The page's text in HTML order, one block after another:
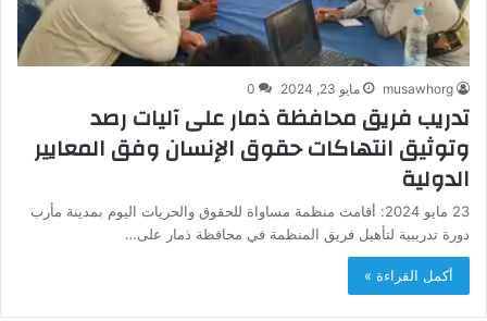
musawhorg مايو 23, 2024 0
تدريب فريق محافظة ذمار على آليات رصد
وتوثيق انتهاكات حقوق الإنسان وفق المعايير
الدولية
23 مايو 2024: أقامت منظمة مساواة للحقوق والحريات اليوم بمدينة مأرب
دورة تدريبية لتأهيل فريق المنظمة في محافظة ذمار على…
أكمل القراءة »